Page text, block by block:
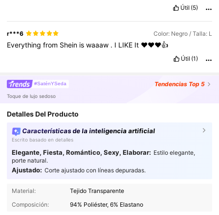
Útil (5)
r***6 Color: Negro / Talla: L
Everythingfrom Shein iswaaaw . I LIKE It ❤️❤️❤️👍
Útil (1)
#SaténYSeda Tendencias Top 5
Toque de lujo sedoso
Detalles Del Producto
Características de la inteligencia artificial
Escrito basado en detalles
Elegante, Fiesta, Romántico, Sexy, Elaborar: Estilo elegante,
porte natural.
Ajustado: Corte ajustado con líneas depuradas.
Material:
Tejido Transparente
Composición:
94% Poliéster, 6% Elastano